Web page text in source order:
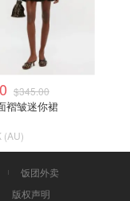
$345.00
褶皱迷你裙
(AU)
饭团外卖
版权声明